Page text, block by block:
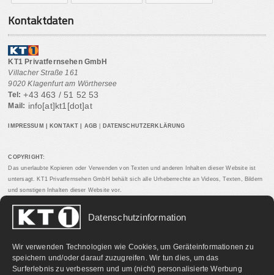
Datenschutzinformation
Wir verwenden Technologien wie Cookies, um Geräteinformationen zu
speichern und/oder darauf zuzugreifen. Wir tun dies, um das
Surferlebnis zu verbessern und um (nicht) personalisierte Werbung
Kontaktdaten
KT1 Privatfernsehen GmbH
Villacher Straße 161
9020 Klagenfurt am Wörthersee
Tel: +43 463 / 51 52 53
Mail: info[at]kt1[dot]at
IMPRESSUM KONTAKT AGB DATENSCHUTZERKLÄRUNG
COPYRIGHT:
Das unerlaubte Kopieren oder Verwenden von Texten und anderen Inhalten dieser Website ist
untersagt. KT1 Privatfernsehen GmbH behält sich alle Urheberrechte an Videos, Texten, Bildern
und sonstigen Inhalten dieser Website vor.
PARTNERLINKS: